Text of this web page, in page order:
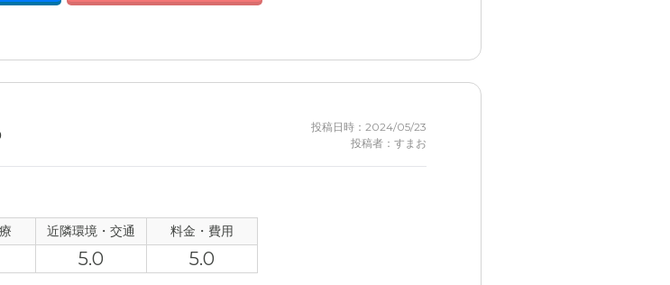
投稿日時：2024/05/23
投稿者：すまお
近隣環境・交通 料金・費用
5.0 5.0